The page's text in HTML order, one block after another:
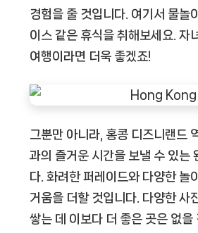
경험을 줄 것입니다. 여기서 물놀
이스 같은 휴식을 취해보세요. 자
여행이라면 더욱 좋겠죠!
그뿐만 아니라, 홍콩 디즈니랜드
과의 즐거운 시간을 보낼 수 있는
다. 화려한 퍼레이드와 다양한 놀
거움을 더할 것입니다. 다양한 사
쌓는 데 이보다 더 좋은 곳은 없을